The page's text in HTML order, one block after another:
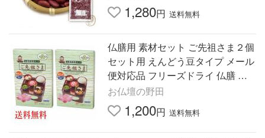
1,280円 送料無料
仏膳用 素材セット ご先祖さま２個
セット用 えんどう豆タイプ メール
便対応品 フリーズドライ 仏膳 霊
供膳 精進料理
お仏壇の野田
1,200円 送料無料